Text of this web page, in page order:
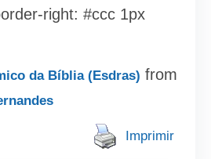
right: #ccc 1px
da Bíblia (Esdras) from
Imprimir